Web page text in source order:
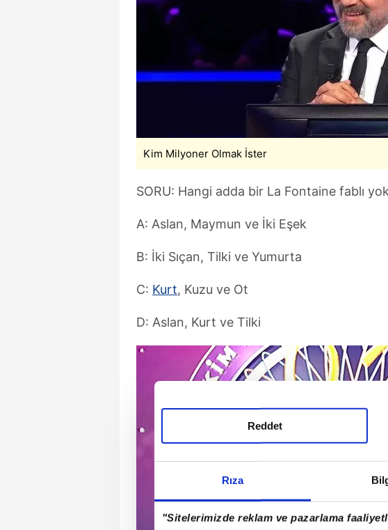
Rıza
"Sitelerimizde reklam ve pazarlama
Reddet
Kim Milyoner Olmak İster
SORU: Hangi adda bir La Fontaine fablı
A: Aslan, Maymun ve İki Eşek
B: İki Sıçan, Tilki ve Yumurta
C: Kurt, Kuzu ve Ot
D: Aslan, Kurt ve Tilki